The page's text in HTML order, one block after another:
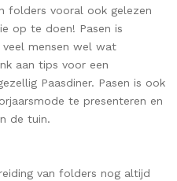
folders vooral ook gelezen
op te doen! Pasen is
mensen wel wat
aan tips voor een
Paasdiner. Pasen is ook
te presenteren en
de tuin.
van folders nog altijd